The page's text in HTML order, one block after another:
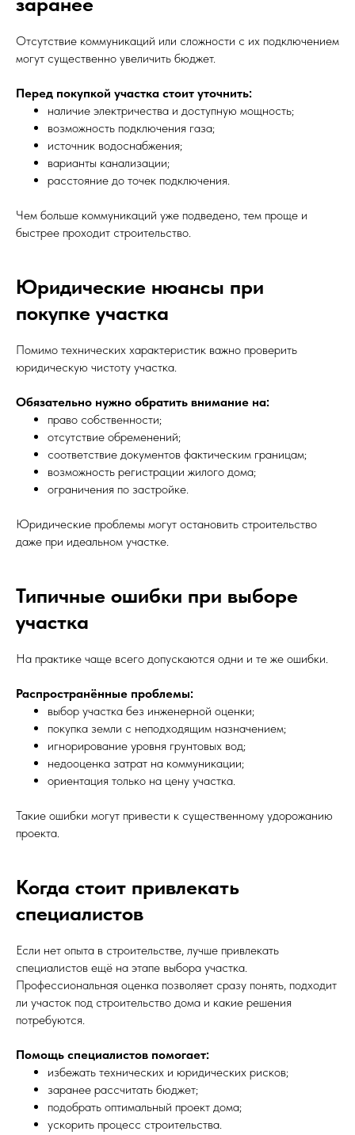
Отсутствие коммуникаций или сложности с их подключением
могут существенно увеличить бюджет.
Перед покупкой участка стоит уточнить:
наличие электричества и доступную мощность;
возможность подключения газа;
источник водоснабжения;
варианты канализации;
расстояние до точек подключения.
Чем больше коммуникаций уже подведено, тем проще и
быстрее проходит строительство.
Юридические нюансы при
покупке участка
Помимо технических характеристик важно проверить
юридическую чистоту участка.
Обязательно нужно обратить внимание на:
право собственности;
отсутствие обременений;
соответствие документов фактическим границам;
возможность регистрации жилого дома;
ограничения по застройке.
Юридические проблемы могут остановить строительство
даже при идеальном участке.
Типичные ошибки при выборе
участка
На практике чаще всего допускаются одни и те же ошибки.
Распространённые проблемы:
выбор участка без инженерной оценки;
покупка земли с неподходящим назначением;
игнорирование уровня грунтовых вод;
недооценка затрат на коммуникации;
ориентация только на цену участка.
Такие ошибки могут привести к существенному удорожанию
проекта.
Когда стоит привлекать
специалистов
Если нет опыта в строительстве, лучше привлекать
специалистов ещё на этапе выбора участка.
Профессиональная оценка позволяет сразу понять, подходит
ли участок под строительство дома и какие решения
потребуются.
Помощь специалистов помогает:
избежать технических и юридических рисков;
заранее рассчитать бюджет;
подобрать оптимальный проект дома;
ускорить процесс строительства.